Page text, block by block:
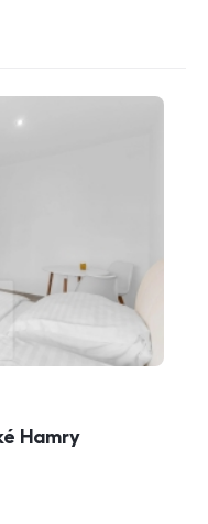
Hamry